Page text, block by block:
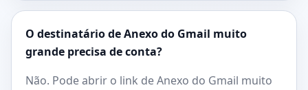
O destinatário de Anexo do Gmail muito
grande precisa de conta?
Não. Pode abrir o link de Anexo do Gmail muito